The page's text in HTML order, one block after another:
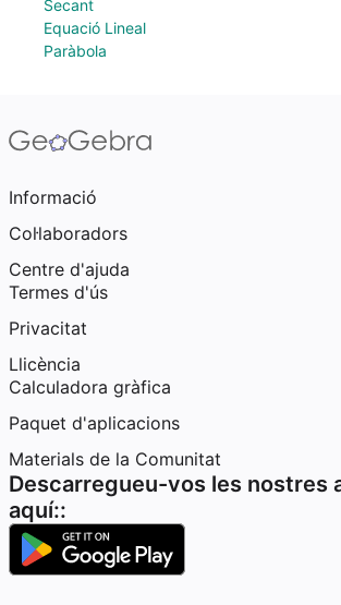
Secant
Equació Lineal
Paràbola
Informació
Col·laboradors
Centre d'ajuda
Termes d'ús
Privacitat
Llicència
Calculadora gràfica
Paquet d'aplicacions
Materials de la Comunitat
Descarregueu-vos les nostres
aquí::